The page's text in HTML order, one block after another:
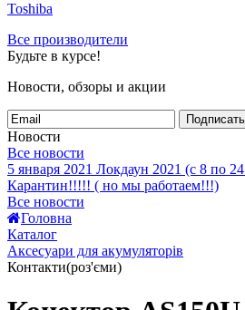
Toshiba
Все производители
Будьте в курсе!
Новости, обзоры и акции
Новости
Все новости
5 января 2021 Локдаун 2021 (с 8 по
Карантин!!!!! ( но мы работаем!!!)
Все новости
Головна
Каталог
Аксесуари для акумуляторів
Контакти(роз'єми)